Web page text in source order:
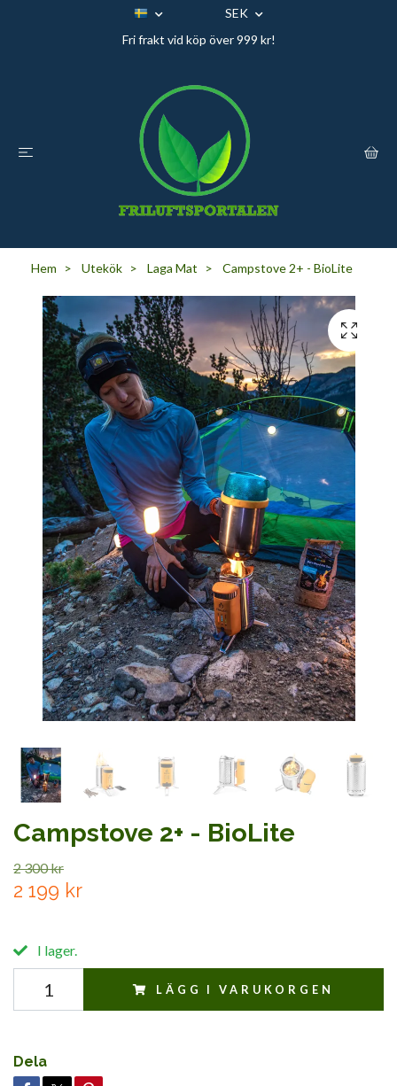
SEK
Fri frakt vid köp över 999 kr!
Hem Utekök Laga Mat Campstove 2+ - BioLite
Campstove 2+ - BioLite
2 300 kr
2 199 kr
I lager.
LÄGG I VARUKORGEN
Dela